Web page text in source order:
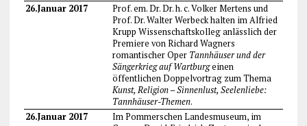
26.Januar 2017
Prof. em. Dr. Dr. h. c. Volker Mertens und
Prof. Dr. Walter Werbeck halten im Alfried
Krupp Wissenschaftskolleg anlässlich der
Premiere von Richard Wagners
romantischer Oper Tannhäuser und der
Sängerkrieg auf Wartburgeinen
öffentlichen Doppelvortrag zum Thema
Kunst, Religion – Sinnenlust, Seelenliebe:
Tannhäuser-Themen.
26.Januar 2017
Im Pommerschen Landesmuseum, im